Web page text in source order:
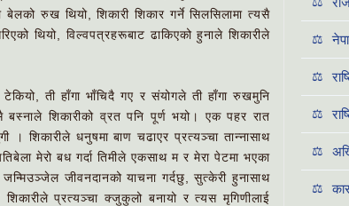
बेलको रुख थियो, शिकारी शिकार गर्ने सिलसिलामा त्यसै
थियो, विल्वपत्रहरूबाट ढाकिएको हुनाले शिकारीले
ती हाँगा भाँचिदै गए र संयोगले ती हाँगा रुखमुनि
बस्नाले शिकारीको व्रत पनि पूर्ण भयो। एक पहर रात
। शिकारीले धनुषमा बाण चढाएर प्रत्यञ्चा तान्नासाथ
मेरो बध गर्दा तिमीले एकसाथ म र मेरा पेटमा भएका
जीवनदानको याचना गर्दछु, सुत्केरी हुनासाथ
प्रत्यञ्चा क्जुकुलो बनायो र त्यस मृगिणीलाई
⚖️
⚖️
⚖️
⚖️
⚖️